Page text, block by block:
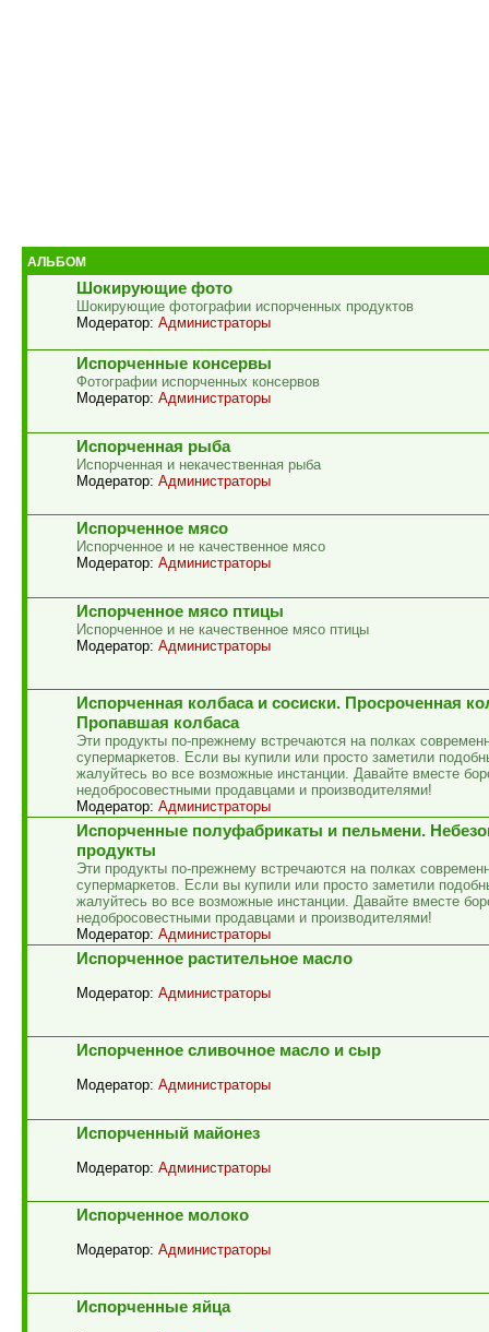
АЛЬБОМ
Шокирующие фото
Шокирующие фотографии испорченных продуктов
Модератор: Администраторы
Испорченные консервы
Фотографии испорченных консервов
Модератор: Администраторы
Испорченная рыба
Испорченная и некачественная рыба
Модератор: Администраторы
Испорченное мясо
Испорченное и не качественное мясо
Модератор: Администраторы
Испорченное мясо птицы
Испорченное и не качественное мясо птицы
Модератор: Администраторы
Испорченная колбаса и сосиски. Просроченная
Пропавшая колбаса
Эти продукты по-прежнему встречаются на полках
супермаркетов. Если вы купили или просто заметили
жалуйтесь во все возможные инстанции. Давайте вместе
недобросовестными продавцами и производителями!
Модератор: Администраторы
Испорченные полуфабрикаты и пельмени.
продукты
Эти продукты по-прежнему встречаются на полках
супермаркетов. Если вы купили или просто заметили
жалуйтесь во все возможные инстанции. Давайте вместе
недобросовестными продавцами и производителями!
Модератор: Администраторы
Испорченное растительное масло
Модератор: Администраторы
Испорченное сливочное масло и сыр
Модератор: Администраторы
Испорченный майонез
Модератор: Администраторы
Испорченное молоко
Модератор: Администраторы
Испорченные яйца